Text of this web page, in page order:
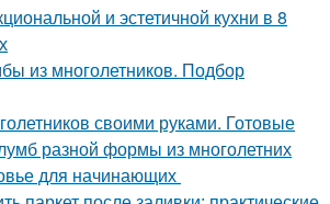
и эстетичной кухни в 8
из многолетников. Подбор
своими руками. Готовые
разной формы из многолетних
для начинающих